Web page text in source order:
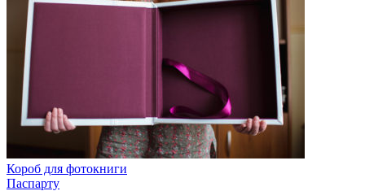
Короб для фотокниги
Паспарту